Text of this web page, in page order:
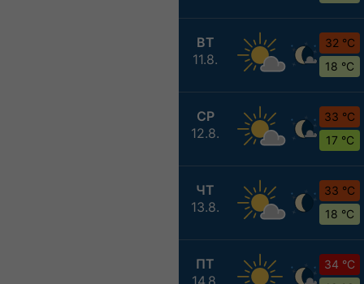
ВТ
11.8.
32 °C
18 °C
СР
12.8.
33 °C
17 °C
ЧТ
13.8.
33 °C
18 °C
ПТ
14.8.
34 °C